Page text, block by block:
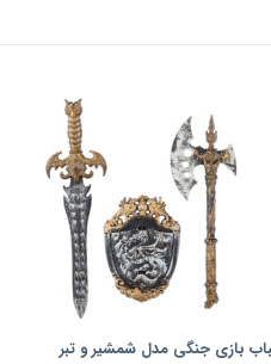
بازی جنگی مدل شمشیر و تبر